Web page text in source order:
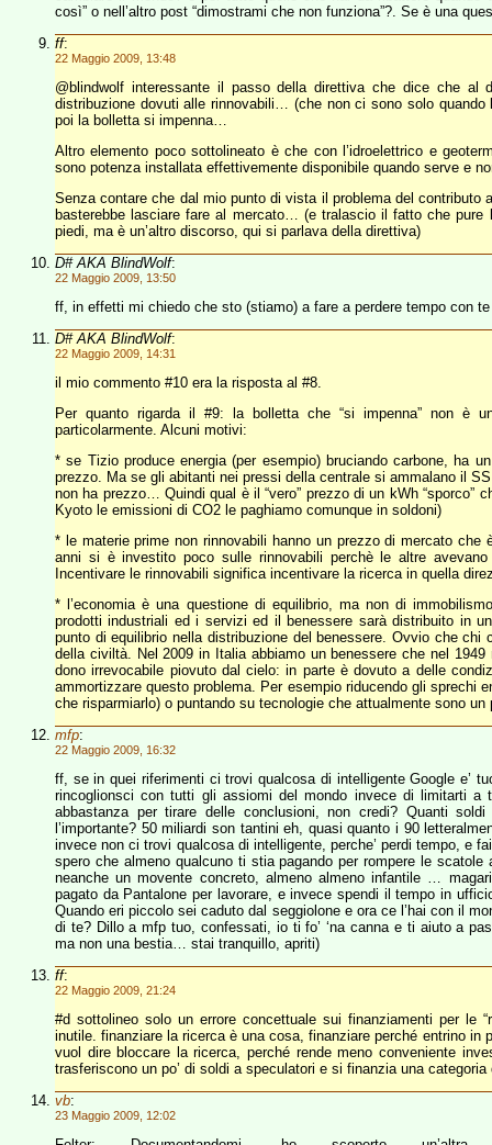
così” o nell’altro post “dimostrami che non funziona”?. Se è una
ff:
22 Maggio 2009, 13:48
@blindwolf interessante il passo della direttiva che dice che
distribuzione dovuti alle rinnovabili… (che non ci sono solo
poi la bolletta si impenna…
Altro elemento poco sottolineato è che con l’idroelettrico e
sono potenza installata effettivemente disponibile quando serve e
Senza contare che dal mio punto di vista il problema del contributo
basterebbe lasciare fare al mercato… (e tralascio il fatto che
piedi, ma è un’altro discorso, qui si parlava della direttiva)
D# AKA BlindWolf:
22 Maggio 2009, 13:50
ff, in effetti mi chiedo che sto (stiamo) a fare a perdere tempo con
D# AKA BlindWolf:
22 Maggio 2009, 14:31
il mio commento #10 era la risposta al #8.
Per quanto rigarda il #9: la bolletta che “si impenna” non è
particolarmente. Alcuni motivi:
* se Tizio produce energia (per esempio) bruciando carbone, ha
prezzo. Ma se gli abitanti nei pressi della centrale si ammalano il
non ha prezzo… Quindi qual è il “vero” prezzo di un kWh
Kyoto le emissioni di CO2 le paghiamo comunque in soldoni)
* le materie prime non rinnovabili hanno un prezzo di mercato
anni si è investito poco sulle rinnovabili perchè le altre
Incentivare le rinnovabili significa incentivare la ricerca in quella
* l’economia è una questione di equilibrio, ma non di
prodotti industriali ed i servizi ed il benessere sarà distribuito in
punto di equilibrio nella distribuzione del benessere. Ovvio che
della civiltà. Nel 2009 in Italia abbiamo un benessere che nel
dono irrevocabile piovuto dal cielo: in parte è dovuto a delle
ammortizzare questo problema. Per esempio riducendo gli sprechi
che risparmiarlo) o puntando su tecnologie che attualmente sono
mfp:
22 Maggio 2009, 16:32
ff, se in quei riferimenti ci trovi qualcosa di intelligente Google e’
rincoglionsci con tutti gli assiomi del mondo invece di limitarti a
abbastanza per tirare delle conclusioni, non credi? Quanti
l’importante? 50 miliardi son tantini eh, quasi quanto i 90
invece non ci trovi qualcosa di intelligente, perche’ perdi tempo, e
spero che almeno qualcuno ti stia pagando per rompere le
neanche un movente concreto, almeno almeno infantile …
pagato da Pantalone per lavorare, e invece spendi il tempo in
Quando eri piccolo sei caduto dal seggiolone e ora ce l’hai con il
di te? Dillo a mfp tuo, confessati, io ti fo’ ‘na canna e ti aiuto a
ma non una bestia… stai tranquillo, apriti)
ff:
22 Maggio 2009, 21:24
#d sottolineo solo un errore concettuale sui finanziamenti per le
inutile. finanziare la ricerca è una cosa, finanziare perché entrino
vuol dire bloccare la ricerca, perché rende meno conveniente
trasferiscono un po’ di soldi a speculatori e si finanzia una
vb:
23 Maggio 2009, 12:02